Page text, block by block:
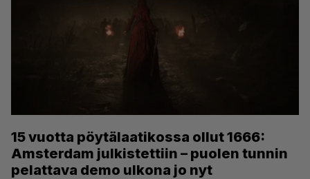
15 vuotta pöytälaatikossa ollut 1666:
Amsterdam julkistettiin – puolen tunnin
pelattava demo ulkona jo nyt